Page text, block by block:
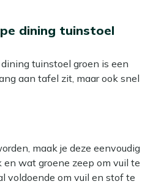
dining tuinstoel
tuinstoel groen is een
aan tafel zit, maar ook snel
boven op elkaar zet en zo
basis waar je jarenlang
is een sterk natuurproduct dat
kan. De rope
met je lichaam en droogt
maak je deze eenvoudig
en wat groene zeep om vuil te
voldoende om vuil en stof te